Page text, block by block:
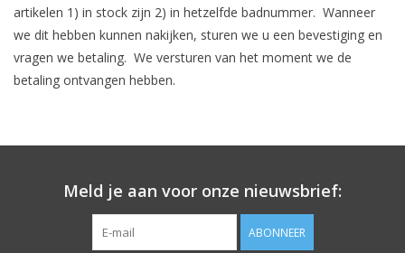
artikelen 1) in stock zijn 2) in hetzelfde badnummer. Wanneer
we dit hebben kunnen nakijken, sturen we u een bevestiging en
vragen we betaling. We versturen van het moment we de
betaling ontvangen hebben.
Meld je aan voor onze nieuwsbrief:
ABONNEER